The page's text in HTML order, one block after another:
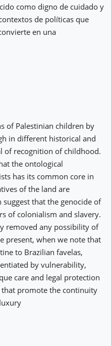
como digno de cuidado y
de políticas que
en una
of Palestinian children by
in different historical and
of recognition of childhood.
the ontological
has its common core in
of the land are
that the genocide of
of colonialism and slavery.
removed any possibility of
present, when we note that
to Brazilian favelas,
by vulnerability,
care and legal protection
promote the continuity